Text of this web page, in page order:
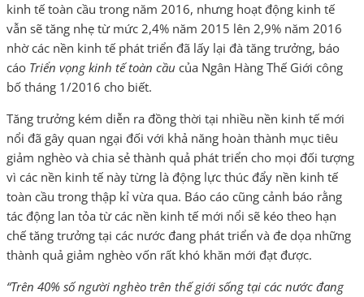
kinh tế toàn cầu trong năm 2016, nhưng hoạt động kinh tế
vẫn sẽ tăng nhẹ từ mức 2,4% năm 2015 lên 2,9% năm 2016
nhờ các nền kinh tế phát triển đã lấy lại đà tăng trưởng, báo
cáo Triển vọng kinh tế toàn cầu của Ngân Hàng Thế Giới công
bố tháng 1/2016 cho biết.
Tăng trưởng kém diễn ra đồng thời tại nhiều nền kinh tế mới
nổi đã gây quan ngại đối với khả năng hoàn thành mục tiêu
giảm nghèo và chia sẻ thành quả phát triển cho mọi đối tượng
vì các nền kinh tế này từng là động lực thúc đẩy nền kinh tế
toàn cầu trong thập kỉ vừa qua. Báo cáo cũng cảnh báo rằng
tác động lan tỏa từ các nền kinh tế mới nổi sẽ kéo theo hạn
chế tăng trưởng tại các nước đang phát triển và đe dọa những
thành quả giảm nghèo vốn rất khó khăn mới đạt được.
“Trên 40% số người nghèo trên thế giới sống tại các nước đang